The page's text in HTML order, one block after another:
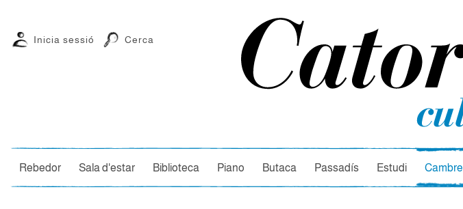
Cercador
Inicia sessió Cerca
Rebedor Sala d'estar Biblioteca Piano Butaca Passadís Estudi